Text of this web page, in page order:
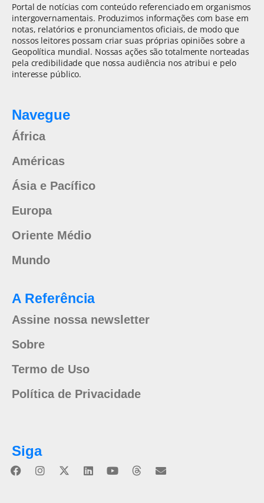
Portal de notícias com conteúdo referenciado em organismos
intergovernamentais. Produzimos informações com base em
notas, relatórios e pronunciamentos oficiais, de modo que
nossos leitores possam criar suas próprias opiniões sobre a
Geopolítica mundial. Nossas ações são totalmente norteadas
pela credibilidade que nossa audiência nos atribui e pelo
interesse público.
Navegue
África
Américas
Ásia e Pacífico
Europa
Oriente Médio
Mundo
A Referência
Assine nossa newsletter
Sobre
Termo de Uso
Política de Privacidade
Siga